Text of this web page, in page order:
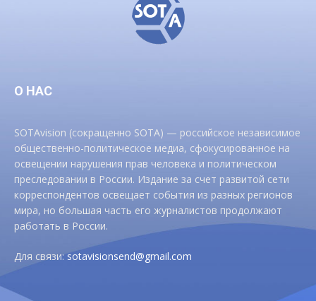
О НАС
SOTAvision (сокращенно SOTA) — российское независимое
общественно-политическое медиа, сфокусированное на
освещении нарушения прав человека и политическом
преследовании в России. Издание за счет развитой сети
корреспондентов освещает события из разных регионов
мира, но большая часть его журналистов продолжают
работать в России.
Для связи:sotavisionsend@gmail.com